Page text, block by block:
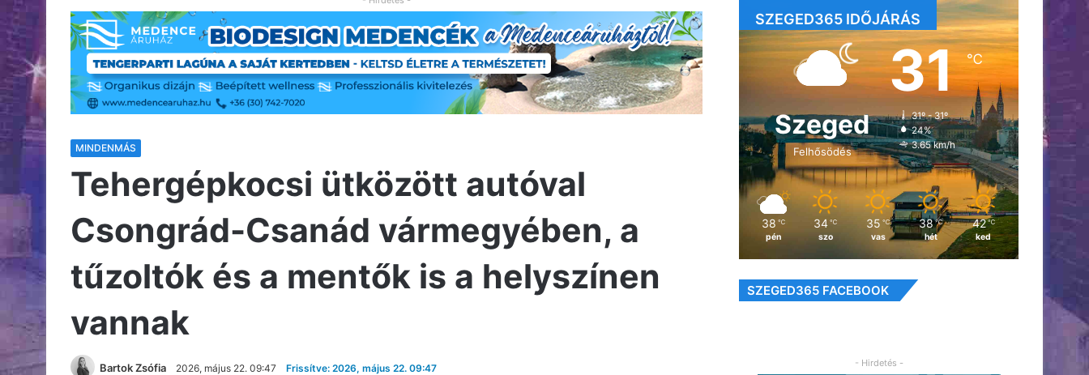
MINDENMÁS
Tehergépkocsi ütközött autóval
Csongrád-Csanád vármegyében, a
tűzoltók és a mentők is a helyszínen
vannak
Bartok Zsófia 2026, május 22. 09:47 Frissítve: 2026, május 22. 09:47
SZEGED365 IDŐJÁRÁS
Szeged
Felhősödés
31℃
31º - 31º
24%
3.65 km/h
38 ℃
pén
34 ℃
szo
35 ℃
vas
38 ℃
hét
42 ℃
ked
SZEGED365 FACEBOOK
- Hirdetés -